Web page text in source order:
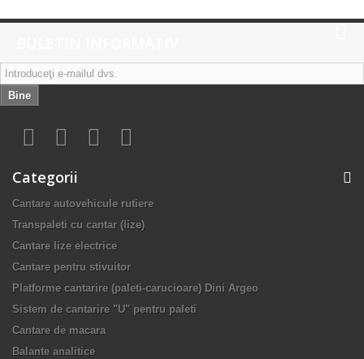
Bine
Categorii
Cantare autovehicule rutiere
Transpaleti cu cantar (lize)
Cantare lize electrice
Cantare pentru stivuitor
Platforme cantarire (paleti-carucioare) Dini Argeo
Sistem de cantarire "U" pentru paleti
Cantare de macara
Balante analitice